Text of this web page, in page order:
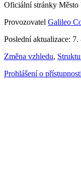
Oficiální stránky
Provozovatel Galileo
Poslední aktualizace: 7.
Změna vzhledu,
Prohlášení o